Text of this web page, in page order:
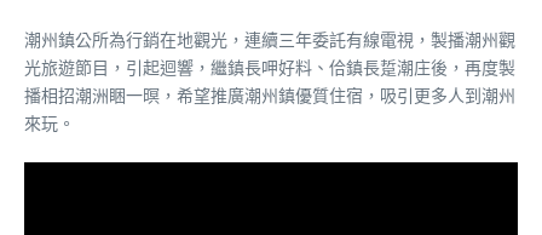
潮州鎮公所為行銷在地觀光，連續三年委託有線電視，製播潮州觀
光旅遊節目，引起迴響，繼鎮長呷好料、佮鎮長踅潮庄後，再度製
播相招潮洲睏一暝，希望推廣潮州鎮優質住宿，吸引更多人到潮州
來玩。